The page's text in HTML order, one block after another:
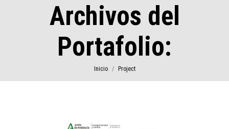
Archivos del
Portafolio:
Estás aquí:
Inicio Project